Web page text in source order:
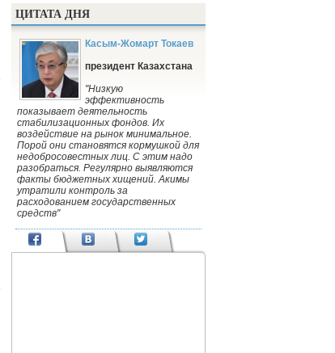
ЦИТАТА ДНЯ
Касым-Жомарт Токаев
президент Казахстана
"Низкую
эффективность
показывает деятельность
стабилизационных фондов. Их
воздействие на рынок минимальное.
Порой они становятся кормушкой для
недобросовестных лиц. С этим надо
разобраться. Регулярно выявляются
факты бюджетных хищений. Акимы
утратили контроль за
расходованием государственных
средств"